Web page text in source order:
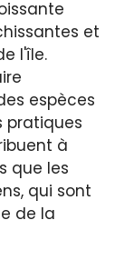
et
l'île.
espèces
pratiques
à
que les
qui sont
de la